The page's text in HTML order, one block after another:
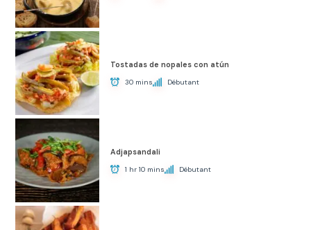
Tostadas de nopales con atún
30 mins Débutant
Adjapsandali
1 hr 10 mins Débutant